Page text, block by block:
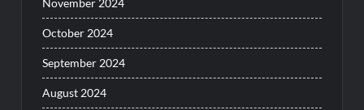
November 2024
October 2024
September 2024
August 2024